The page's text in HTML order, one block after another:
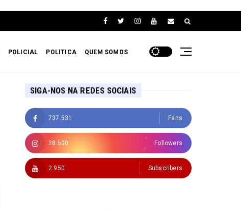
POLICIAL POLITICA QUEM SOMOS
SIGA-NOS NA REDES SOCIAIS
737.531 Fans
28.500 Followers
2.950 Subscribers